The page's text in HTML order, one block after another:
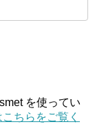
を使ってい
ちらをご覧く